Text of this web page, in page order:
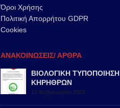
Όροι Χρήσης
Πολιτική Απορρήτου GDPR
Cookies
ΑΝΑΚΟΙΝΩΣΕΙΣ/ ΑΡΘΡΑ
ΒΙΟΛΟΓΙΚΗ ΤΥΠΟΠΟΙΗΣΗ
ΚΗΡΗΘΡΩΝ
13 Φεβρουαρίου 2023